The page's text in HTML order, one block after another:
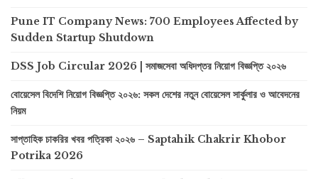
Pune IT Company News: 700 Employees Affected by
Sudden Startup Shutdown
DSS Job Circular 2026 | সমাজসেবা অধিদপ্তর নিয়োগ বিজ্ঞপ্তি ২০২৬
বোয়েসেল বিদেশি নিয়োগ বিজ্ঞপ্তি ২০২৬: সকল দেশের নতুন বোয়েসেল সার্কুলার ও আবেদনের
নিয়ম
সাপ্তাহিক চাকরির খবর পত্রিকা ২০২৬ – Saptahik Chakrir Khobor
Potrika 2026